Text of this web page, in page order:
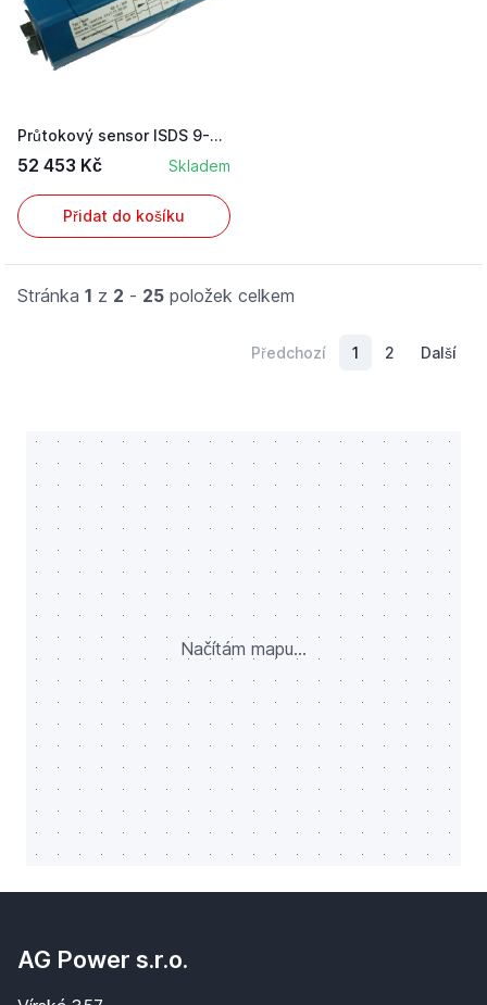
Průtokový sensor ISDS 9-300 L/m
52 453 Kč Skladem
Přidat do košíku
Stránka 1 z 2 - 25 položek celkem
Předchozí 1 2 Další
Načítám mapu...
AG Power s.r.o.